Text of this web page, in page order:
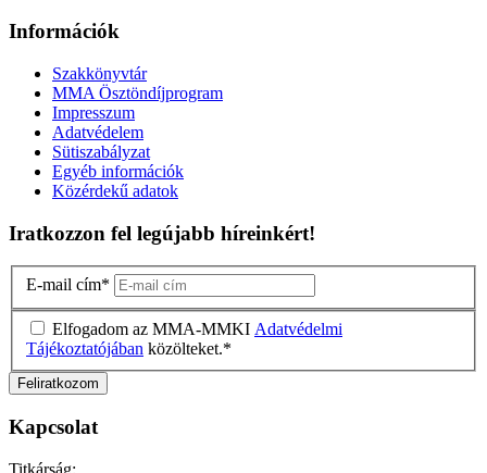
Információk
Szakkönyvtár
MMA Ösztöndíjprogram
Impresszum
Adatvédelem
Sütiszabályzat
Egyéb információk
Közérdekű adatok
Iratkozzon fel legújabb híreinkért!
E-mail cím*
Elfogadom az MMA-MMKI Adatvédelmi
Tájékoztatójában közölteket.*
Kapcsolat
Titkárság: